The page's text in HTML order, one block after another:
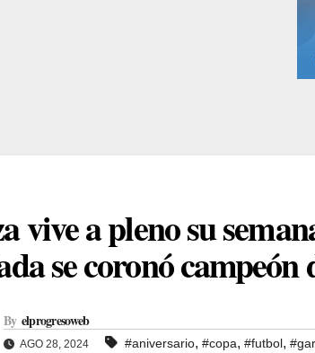
vive a pleno su
se coronó
By elprogresoweb
AGO 28, 2024 #aniversario, #copa, #futbol,